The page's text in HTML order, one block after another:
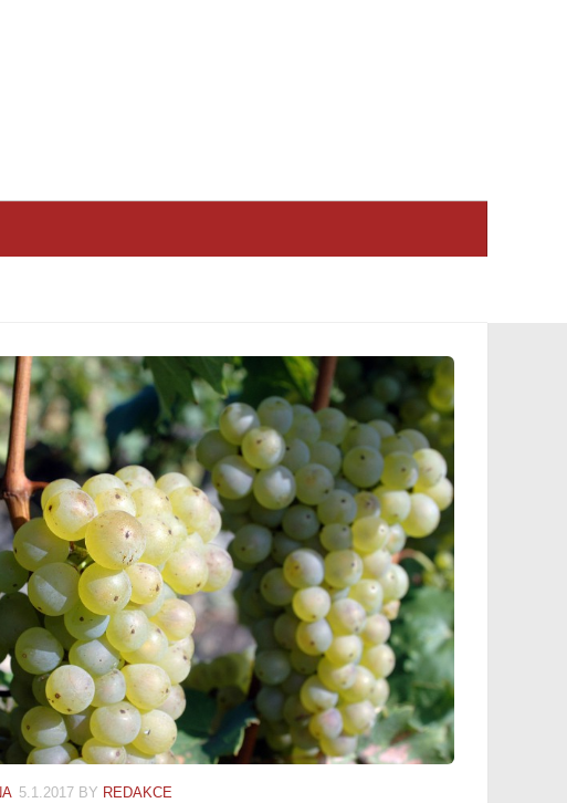
5.1.2017 BY REDAKCE